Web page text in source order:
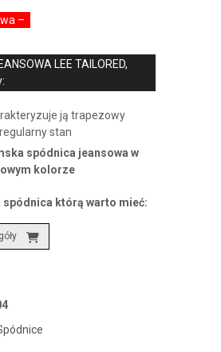
zł.
–
LEE TAILORED,
ją trapezowy
stan
spódnica jeansowa w
kolorze
spódnica którą warto mieć: